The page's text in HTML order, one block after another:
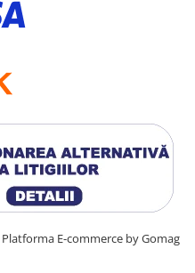
Platforma E-commerce by Gomag